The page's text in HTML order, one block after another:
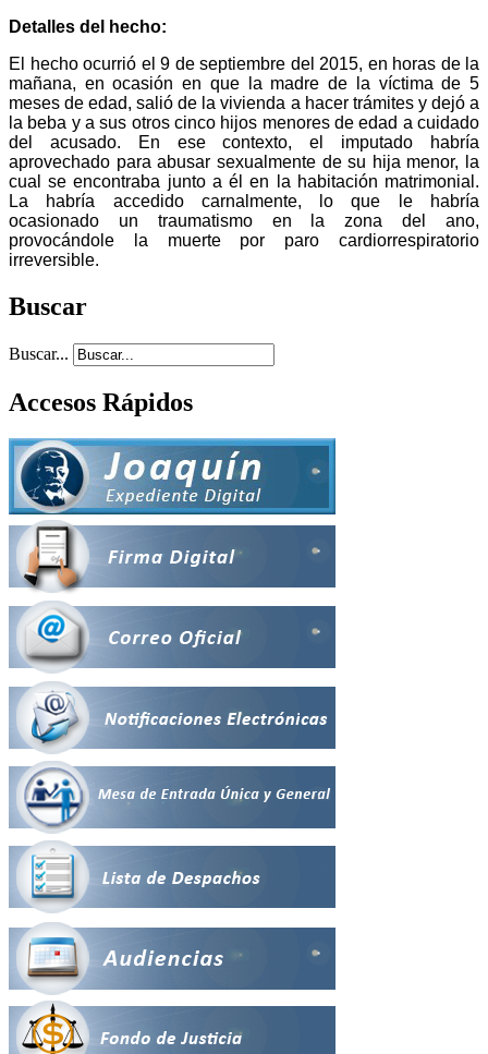
Detalles del hecho:
El hecho ocurrió el 9 de septiembre del 2015, en horas de la
mañana, en ocasión en que la madre de la víctima de 5
meses de edad, salió de la vivienda a hacer trámites y dejó a
la beba y a sus otros cinco hijos menores de edad a cuidado
del acusado. En ese contexto, el imputado habría
aprovechado para abusar sexualmente de su hija menor, la
cual se encontraba junto a él en la habitación matrimonial.
La habría accedido carnalmente, lo que le habría
ocasionado un traumatismo en la zona del ano,
provocándole la muerte por paro cardiorrespiratorio
irreversible.
Buscar
Buscar...
Accesos Rápidos